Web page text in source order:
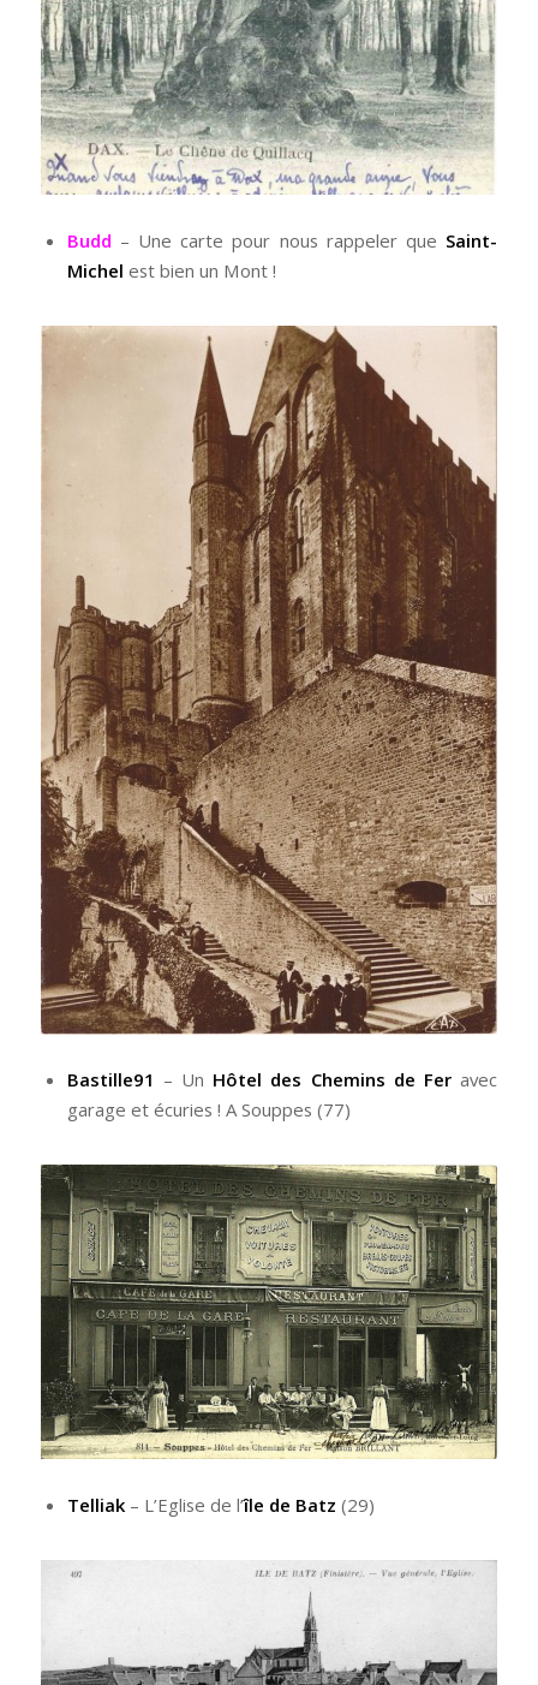
Budd – Une carte pour nous rappeler que Saint-
Michel est bien un Mont !
Bastille91 – Un Hôtel des Chemins de Fer avec
garage et écuries ! A Souppes (77)
Telliak – L’Eglise de l’île de Batz (29)